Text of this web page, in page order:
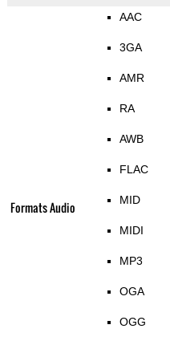
Formats Audio
AAC
3GA
AMR
RA
AWB
FLAC
MID
MIDI
MP3
OGA
OGG